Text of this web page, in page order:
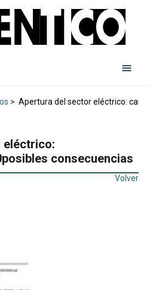
> Apertura del sector eléctrico:
eléctrico:
consecuencias
Volver